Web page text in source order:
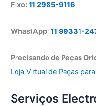
Fixo:11 2985-9116
WhastApp:11 99331-
Precisando de Peças
Loja Virtual de Peças
Serviços